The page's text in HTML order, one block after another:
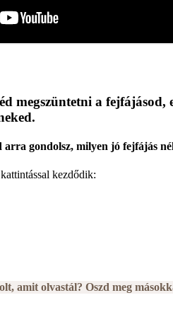
megszüntetni a fejfájásod,
gondolsz, milyen jó fejfájás
kezdődik:
amit olvastál? Oszd meg